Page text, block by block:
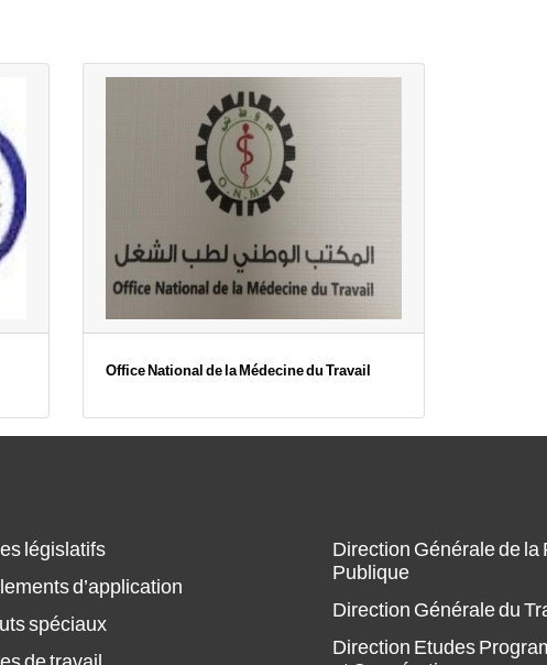
Office National de la Médecine du Travail
législatifs
d’application
spéciaux
Direction Générale de la
Publique
Direction Générale du
Direction Etudes